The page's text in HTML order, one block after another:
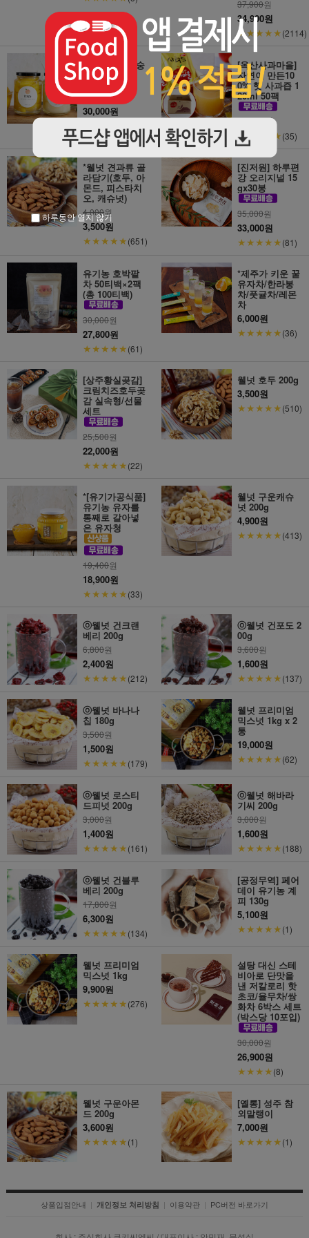
37,900원
34,900원
★★★★★(2114)
[영플러스] 복숭
아 병조림 (황
도/백도)
30,000원
[옥산사과마을]
자연이 만든10
0% 햇 사과즙 1
20ml 50팩
34,900원
★★★★★(35)
*웰넛 견과류 골
라담기(호두, 아
몬드, 피스타치
오, 캐슈넛)
4,000원
3,500원
★★★★★(651)
[진저원] 하루편
강 오리지널 15
gx30봉
35,000원
33,000원
★★★★★(81)
유기농 호박팥
차 50티백×2팩
(총 100티백)
30,000원
27,800원
★★★★★(61)
*제주가 키운 꿀
유자차/한라봉
차/풋귤차/레몬
차
6,000원
★★★★★(36)
[상주황실곶감]
크림치즈호두곶
감 실속형/선물
세트
25,500원
22,000원
★★★★★(22)
웰넛 호두 200g
3,500원
★★★★★(510)
*[유기가공식품]
유기농 유자를
통째로 갈아넣
은 유자청
19,400원
18,900원
★★★★★(33)
웰넛 구운캐슈
넛 200g
4,900원
★★★★★(413)
ⓞ웰넛 건크랜
베리 200g
6,800원
2,400원
★★★★★(212)
ⓞ웰넛 건포도 2
00g
3,600원
1,600원
★★★★★(137)
ⓞ웰넛 바나나
칩 180g
3,500원
1,500원
★★★★★(179)
웰넛 프리미엄
믹스넛 1kg x 2
통
19,000원
★★★★★(62)
ⓞ웰넛 로스티
드피넛 200g
3,000원
1,400원
★★★★★(161)
ⓞ웰넛 해바라
기씨 200g
3,000원
1,600원
★★★★★(188)
ⓞ웰넛 건블루
베리 200g
17,800원
6,300원
★★★★★(134)
[공정무역] 페어
데이 유기농 계
피 130g
5,100원
★★★★★(1)
웰넛 프리미엄
믹스넛 1kg
9,900원
★★★★★(276)
설탕 대신 스테
비아로 단맛을
낸 저칼로리 핫
초코/율무차/쌍
화차 6박스 세트
(박스당 10포입)
30,000원
26,900원
★★★★(8)
웰넛 구운아몬
드 200g
3,600원
★★★★★(1)
[옐롱] 성주 참
외말랭이
7,000원
★★★★★(1)
상품입점안내 | 개인정보 처리방침 | 이용약관 | PC버전 바로가기
하루동안 열지 않기